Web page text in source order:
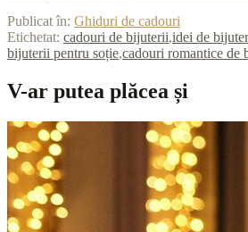
Publicat în: Ghiduri de cadouri
Etichetat: cadouri de bijuterii,idei de
bijuterii pentru soție,cadouri romantice de
V-ar putea plăcea și